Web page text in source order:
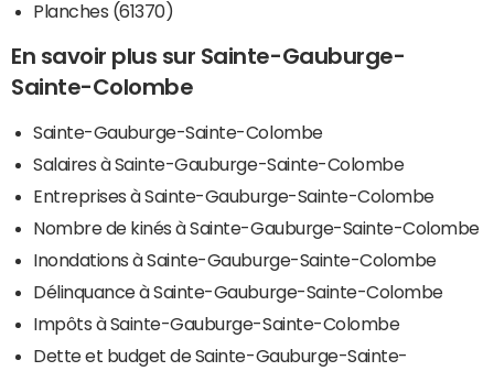
Planches (61370)
En savoir plus sur Sainte-Gauburge-
Sainte-Colombe
Sainte-Gauburge-Sainte-Colombe
Salaires à Sainte-Gauburge-Sainte-Colombe
Entreprises à Sainte-Gauburge-Sainte-Colombe
Nombre de kinés à Sainte-Gauburge-Sainte-Colombe
Inondations à Sainte-Gauburge-Sainte-Colombe
Délinquance à Sainte-Gauburge-Sainte-Colombe
Impôts à Sainte-Gauburge-Sainte-Colombe
Dette et budget de Sainte-Gauburge-Sainte-